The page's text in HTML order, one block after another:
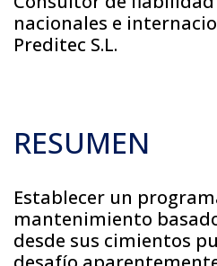
nacionales e
Preditec S.L.
RESUMEN
Establecer un
mantenimiento
desde sus cimientos